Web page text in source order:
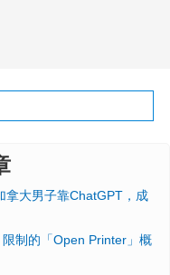
拿大男子靠ChatGPT，成
制的「Open Printer」概